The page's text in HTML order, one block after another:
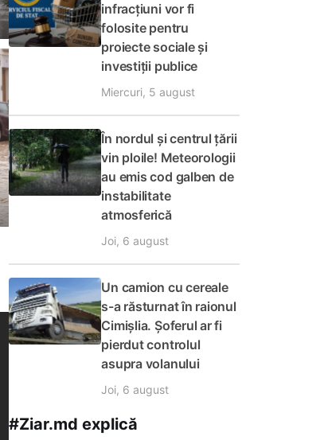
infracțiuni vor fi
folosite pentru
proiecte sociale și
investiții publice
Miercuri, 5 august
În nordul și centrul țării
vin ploile! Meteorologii
au emis cod galben de
instabilitate
atmosferică
Joi, 6 august
Un camion cu cereale
s-a răsturnat în raionul
Cimișlia. Șoferul ar fi
pierdut controlul
asupra volanului
Joi, 6 august
#Ziar.md explică